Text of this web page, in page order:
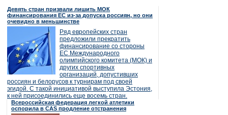
Девять стран призвали лишить МОК
финансирования ЕС из-за допуска россиян, но они
очевидно в меньшинстве
Ряд европейских стран
предложили прекратить
финансирование со стороны
ЕС Международного
олимпийского комитета (МОК) и
других спортивных
организаций, допустивших
россиян и белорусов к турнирам под своей
эгидой. С такой инициативой выступила Эстония,
к ней присоединились еще восемь стран.
Всероссийская федерация легкой атлетики
оспорила в CAS продление отстранения